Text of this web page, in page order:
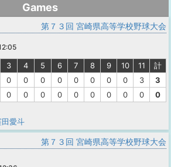
Games
第７３回 宮崎県高等学校野球大会
3 4 5 6 7 8 9 10 11
計
0 0 0 0 0 0 0 0 3
3
0 0 0 0 0 0 0 0 0
0
田愛斗
第７３回 宮崎県高等学校野球大会